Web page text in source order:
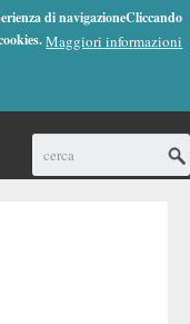
di navigazioneCliccando
Maggiori informazioni
(0)